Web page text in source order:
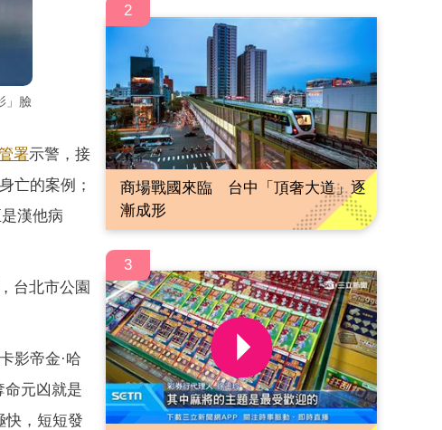
」臉
署示警，接
亡的案例；
漢他病
台北市公園
影帝金·哈
命元凶就是
快，短短發
2
商場戰國來臨 台中「頂奢大道」逐
漸成形
3